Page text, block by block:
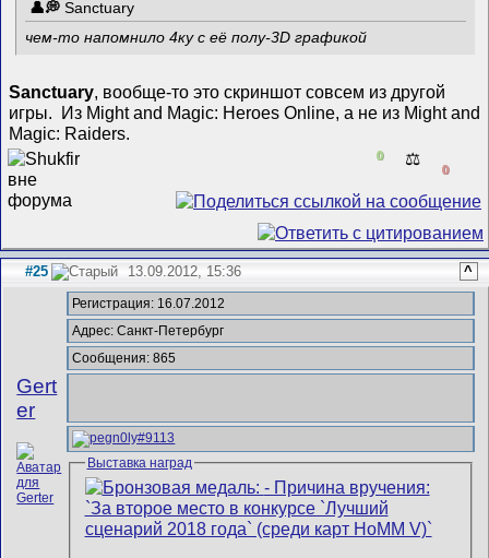
Sanctuary
чем-то напомнило 4ку с её полу-3D графикой
Sanctuary, вообще-то это скриншот совсем из другой
игры. Из Might and Magic: Heroes Online, а не из Might and
Magic: Raiders.
0 ⚖️
0
#25 13.09.2012, 15:36 ^
Gert
er
Регистрация: 16.07.2012
Адрес: Санкт-Петербург
Сообщения: 865
Выставка наград